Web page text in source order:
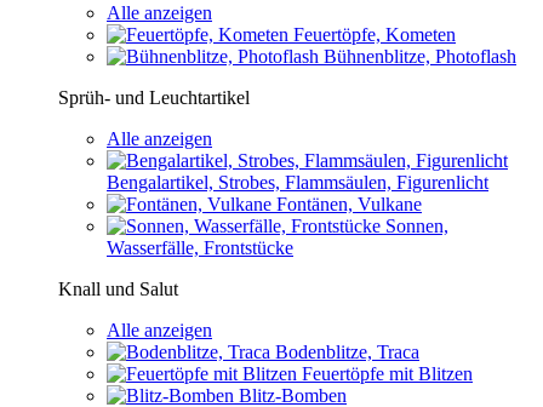
Alle anzeigen
Feuertöpfe, Kometen
Bühnenblitze, Photoflash
Sprüh- und Leuchtartikel
Alle anzeigen
Bengalartikel, Strobes, Flammsäulen, Figurenlicht
Fontänen, Vulkane
Sonnen,
Wasserfälle, Frontstücke
Knall und Salut
Alle anzeigen
Bodenblitze, Traca
Feuertöpfe mit Blitzen
Blitz-Bomben